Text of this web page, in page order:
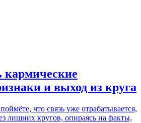
кармические
и выход из круга
что связь уже отрабатывается,
лишних кругов, опираясь на факты,